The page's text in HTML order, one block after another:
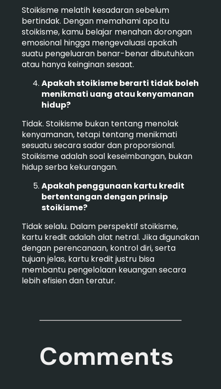
Stoikisme melatih kesadaran sebelum
bertindak. Dengan memahami apa itu
stoikisme, kamu belajar menahan dorongan
emosional hingga mengevaluasi apakah
suatu pengeluaran benar-benar dibutuhkan
atau hanya keinginan sesaat.
Apakah stoikisme berarti tidak boleh
menikmati uang atau kenyamanan
hidup?
Tidak. Stoikisme bukan tentang menolak
kenyamanan, tetapi tentang menikmati
sesuatu secara sadar dan proporsional.
Stoikisme adalah soal keseimbangan, bukan
hidup serba kekurangan.
Apakah penggunaan kartu kredit
bertentangan dengan prinsip
stoikisme?
Tidak selalu. Dalam perspektif stoikisme,
kartu kredit adalah alat netral. Jika digunakan
dengan perencanaan, kontrol diri, serta
tujuan jelas, kartu kredit justru bisa
membantu pengelolaan keuangan secara
lebih efisien dan teratur.
Comments